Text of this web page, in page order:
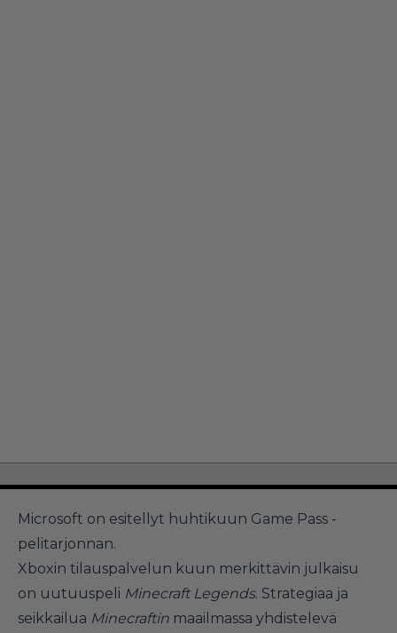
Microsoft on esitellyt huhtikuun Game Pass -
pelitarjonnan.
Xboxin tilauspalvelun kuun merkittävin julkaisu
on uutuuspeli Minecraft Legends. Strategiaa ja
seikkailua Minecraftin maailmassa yhdistelevä